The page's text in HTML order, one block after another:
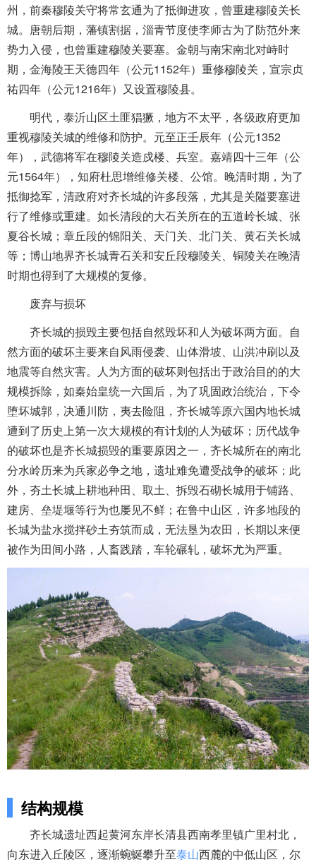
州，前秦穆陵关守将常玄通为了抵御进攻，曾重建穆陵关长
城。唐朝后期，藩镇割据，淄青节度使李师古为了防范外来
势力入侵，也曾重建穆陵关要塞。金朝与南宋南北对峙时
期，金海陵王天德四年（公元1152年）重修穆陵关，宣宗贞
祐四年（公元1216年）又设置穆陵县。
明代，泰沂山区土匪猖獗，地方不太平，各级政府更加
重视穆陵关城的维修和防护。元至正壬辰年（公元1352
年），武德将军在穆陵关造戍楼、兵室。嘉靖四十三年（公
元1564年），知府杜思增维修关楼、公馆。晚清时期，为了
抵御捻军，清政府对齐长城的许多段落，尤其是关隘要塞进
行了维修或重建。如长清段的大石关所在的五道岭长城、张
夏谷长城；章丘段的锦阳关、天门关、北门关、黄石关长城
等；博山地界齐长城青石关和安丘段穆陵关、铜陵关在晚清
时期也得到了大规模的复修。
废弃与损坏
齐长城的损毁主要包括自然毁坏和人为破坏两方面。自
然方面的破坏主要来自风雨侵袭、山体滑坡、山洪冲刷以及
地震等自然灾害。人为方面的破坏则包括出于政治目的的大
规模拆除，如秦始皇统一六国后，为了巩固政治统治，下令
堕坏城郭，决通川防，夷去险阻，齐长城等原六国内地长城
遭到了历史上第一次大规模的有计划的人为破坏；历代战争
的破坏也是齐长城损毁的重要原因之一，齐长城所在的南北
分水岭历来为兵家必争之地，遗址难免遭受战争的破坏；此
外，夯土长城上耕地种田、取土、拆毁石砌长城用于铺路、
建房、垒堤堰等行为也屡见不鲜；在鲁中山区，许多地段的
长城为盐水搅拌砂土夯筑而成，无法垦为农田，长期以来便
被作为田间小路，人畜践踏，车轮碾轧，破坏尤为严重。
结构规模
齐长城遗址西起黄河东岸长清县西南孝里镇广里村北，
向东进入丘陵区，逐渐蜿蜒攀升至泰山西麓的中低山区，尔